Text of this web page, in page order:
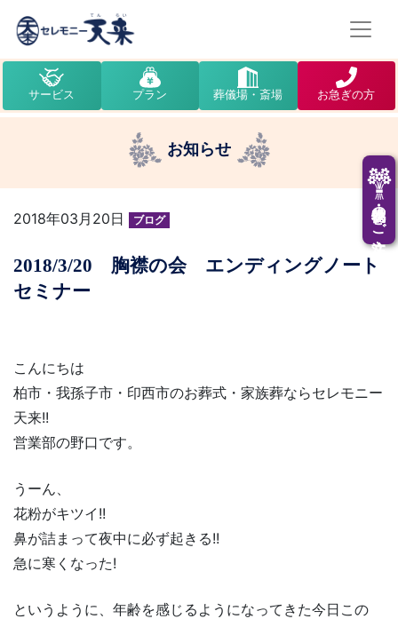
供花・供物のご注文
サービス プラン 葬儀場・斎場 お急ぎの方
お知らせ
2018年03月20日 ブログ
2018/3/20 胸襟の会 エンディングノート
セミナー
こんにちは
柏市・我孫子市・印西市のお葬式・家族葬ならセレモニー
天来!!
営業部の野口です。
うーん、
花粉がキツイ!!
鼻が詰まって夜中に必ず起きる!!
急に寒くなった!
というように、年齢を感じるようになってきた今日この